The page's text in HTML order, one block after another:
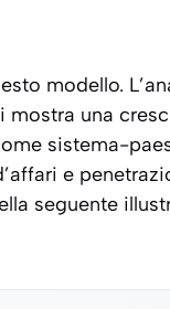
modello.
una
sistema-
e
seguente